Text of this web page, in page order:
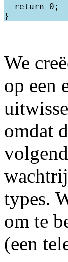
  return 0;
We
op een
omdat
types.
om te
(een